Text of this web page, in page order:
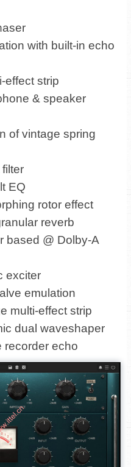
with built-in echo
effect strip
& speaker
of vintage spring
EQ
rotor effect
reverb
based @ Dolby-A
exciter
emulation
multi-effect strip
dual waveshaper
recorder echo